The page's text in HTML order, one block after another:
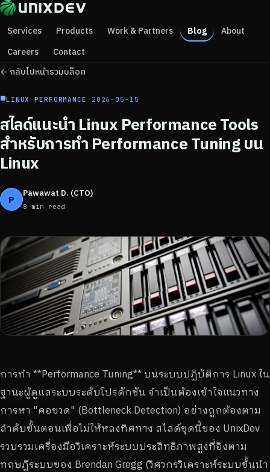
Services Products Work & Partners Blog
About
Careers
Contact
← กลับไปหน้ารวมบล็อก
■LINUX PERFORMANCE • 2026-05-15
สไลด์แนะนำ Linux Performance Tools
สำหรับการทำ Performance Tuning บน
Linux
P
Pawawat D. (CTO)
8 min read
การทำ **Performance Tuning** บนระบบปฏิบัติการ Linux ใน
ฐานะผู้ดูแลระบบระดับโปรดักชัน จำเป็นต้องเข้าใจแนวทาง
การหา "คอขวด" (Bottleneck Detection) อย่างถูกต้องตาม
ลำดับขั้นตอนเพื่อไม่ให้หลงทิศทาง สไลด์ชุดนี้ของ UnixDev
รวบรวมเครื่องมือวิเคราะห์ระบบประสิทธิภาพสูงที่อิงตาม
ทฤษฎีระบบของ Brendan Gregg (วิศวกรวิเคราะห์ระบบชั้นนำ